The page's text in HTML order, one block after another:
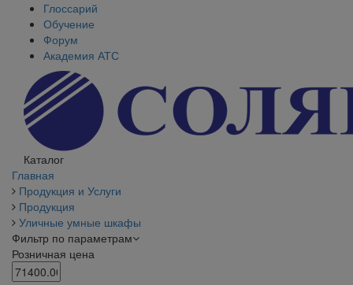
Глоссарий
Обучение
Форум
Академия АТС
Каталог
Главная
Продукция и Услуги
Продукция
Уличные умные шкафы
Фильтр по параметрам
Розничная цена